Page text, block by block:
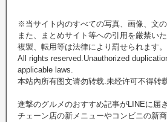
※当サイト内のすべての写真、画像、文の
また、まとめサイト等への引用を厳禁い
複製、転用等は法律により罰せられます。
All rights reserved.Unauthorized
applicable laws.
本站內所有图文请勿转载.未经许可不得转
進撃のグルメのおすすめ記事がLINEに届
チェーン店の新メニューやコンビニの新